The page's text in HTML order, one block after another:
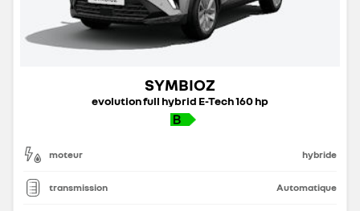
SYMBIOZ
evolution full hybrid E-Tech 160 hp
moteur hybride
transmission Automatique